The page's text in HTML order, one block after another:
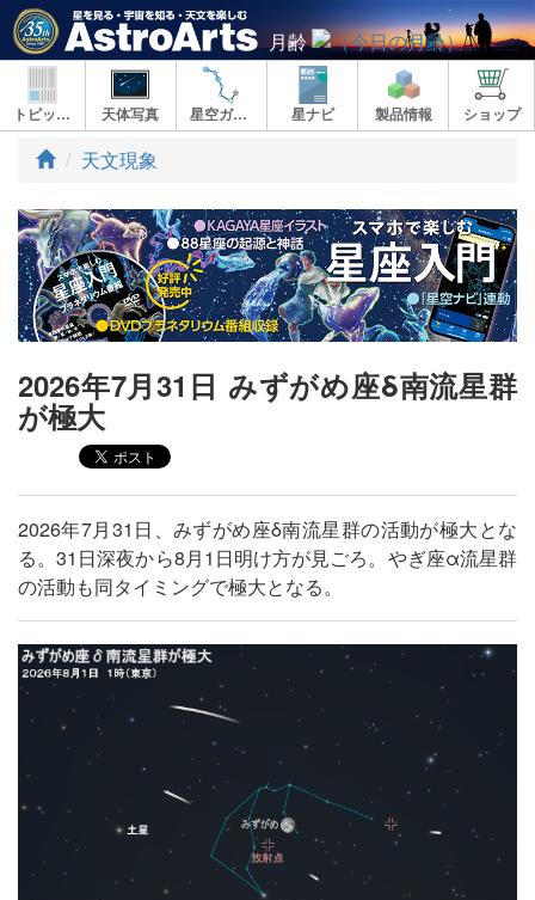
月齢
トピックス 天体写真 星空ガイド 星ナビ 製品情報 ショップ
ト
プ
天文現象
2026年7月31日 みずがめ座δ南流星群
が極大
2026年7月31日、みずがめ座δ南流星群の活動が極大とな
る。31日深夜から8月1日明け方が見ごろ。やぎ座α流星群
の活動も同タイミングで極大となる。